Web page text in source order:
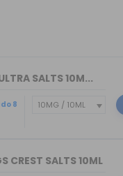
SALTS 10M...
8
CREST SALTS 10ML